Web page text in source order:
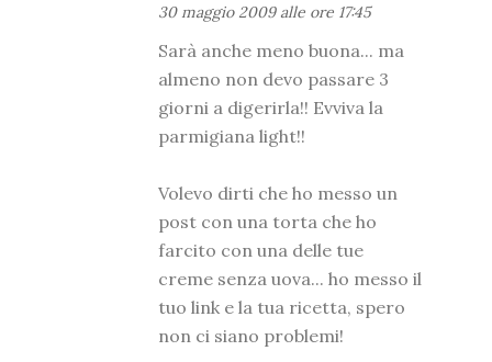
30 maggio 2009 alle ore 17:45
Sarà anche meno buona... ma
almeno non devo passare 3
giorni a digerirla!! Evviva la
parmigiana light!!
Volevo dirti che ho messo un
post con una torta che ho
farcito con una delle tue
creme senza uova... ho messo il
tuo link e la tua ricetta, spero
non ci siano problemi!